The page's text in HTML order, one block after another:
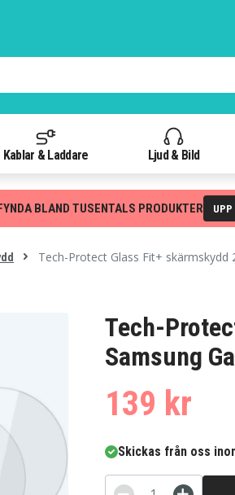
Kablar & Laddare Ljud & Bild
BLAND TUSENTALS PRODUKTER
Tech-Protect Glass Fit+
Tech-
Samsung
139 kr
Skickas från oss